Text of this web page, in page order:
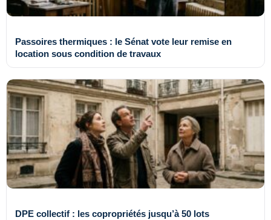
Passoires thermiques : le Sénat vote leur remise en
location sous condition de travaux
DPE collectif : les copropriétés jusqu’à 50 lots